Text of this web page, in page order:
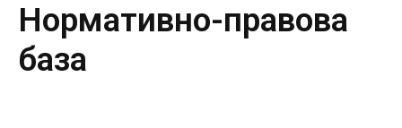
Нормативно-правова
база